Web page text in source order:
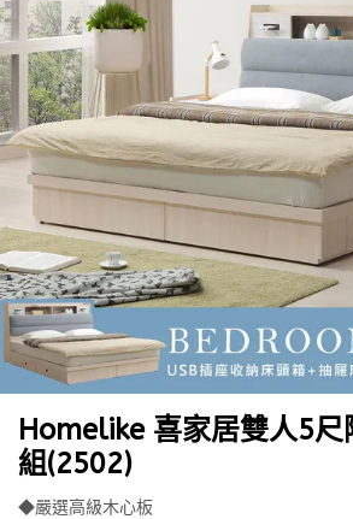
Homelike 喜家居雙人5尺
組(2502)
◆嚴選高級木心板